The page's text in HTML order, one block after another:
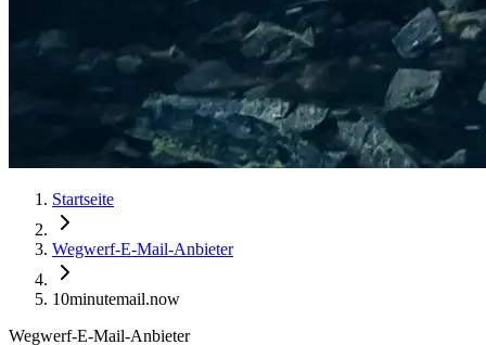
Startseite
Wegwerf-E-Mail-Anbieter
10minutemail.now
Wegwerf-E-Mail-Anbieter